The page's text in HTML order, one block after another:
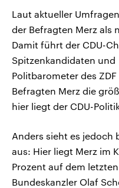
Laut aktueller
der Befragten Merz als
Damit führt der CDU-
Spitzenkandidaten
Politbarometer des
Befragten Merz die
hier liegt der CDU-
Anders sieht es jedoch
aus: Hier liegt Merz im
Prozent auf dem
Bundeskanzler Olaf